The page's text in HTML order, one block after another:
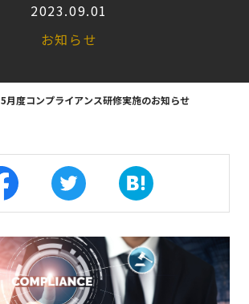
2023.09.01
お知らせ
5月度コンプライアンス研修実施のお知らせ